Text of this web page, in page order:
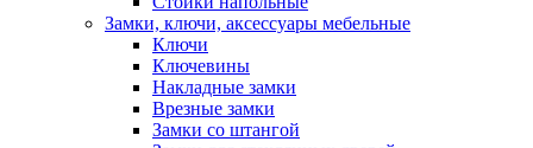
Замки, ключи, аксессуары мебельные
Ключи
Ключевины
Накладные замки
Врезные замки
Замки со штангой